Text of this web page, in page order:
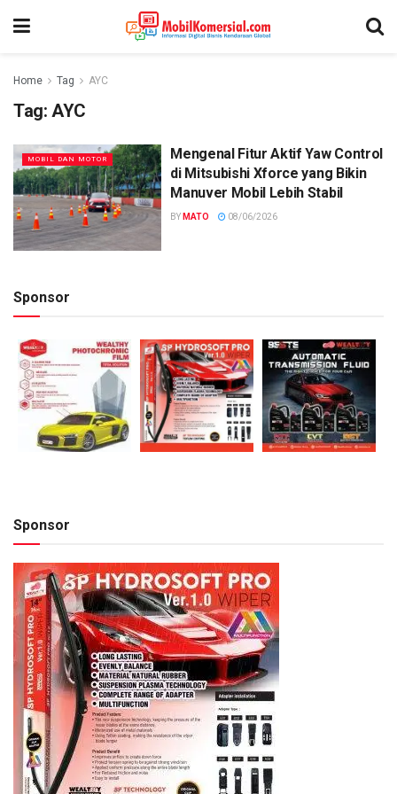
Home Tag AYC
Tag: AYC
MOBIL DAN MOTOR
Mengenal Fitur Aktif Yaw Control
di Mitsubishi Xforce yang Bikin
Manuver Mobil Lebih Stabil
BY MATO 08/06/2026
Sponsor
Sponsor